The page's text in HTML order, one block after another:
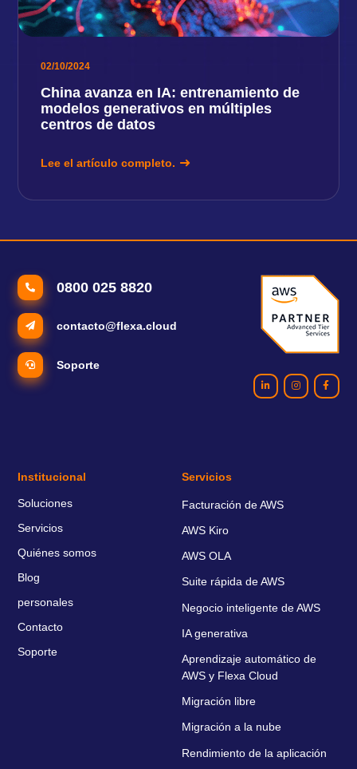
02/10/2024
China avanza en IA: entrenamiento de
modelos generativos en múltiples
centros de datos
Lee el artículo completo.
0800 025 8820
contacto@flexa.cloud
Soporte
Institucional
Soluciones
Servicios
Quiénes somos
Blog
personales
Contacto
Soporte
Servicios
Facturación de AWS
AWS Kiro
AWS OLA
Suite rápida de AWS
Negocio inteligente de AWS
IA generativa
Aprendizaje automático de
AWS y Flexa Cloud
Migración libre
Migración a la nube
Rendimiento de la aplicación